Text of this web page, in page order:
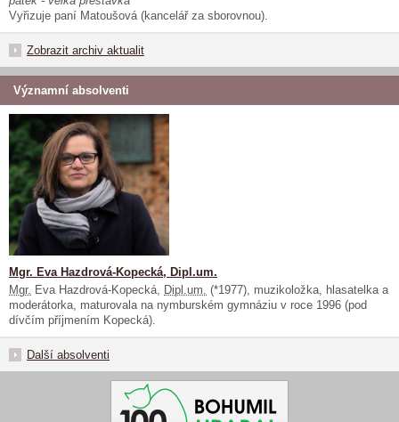
Vyřizuje paní Matoušová (kancelář za sborovnou).
Zobrazit archiv aktualit
Významní absolventi
Mgr. Eva Hazdrová-Kopecká, Dipl.um.
Mgr. Eva Hazdrová-Kopecká, Dipl.um. (*1977), muzikoložka, hlasatelka a
moderátorka, maturovala na nymburském gymnáziu v roce 1996 (pod
dívčím příjmením Kopecká).
Další absolventi